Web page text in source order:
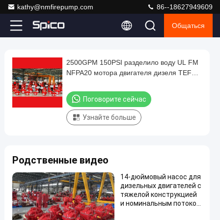
kathy@nmfirepump.com 86--18627949609
Общаться
Play
Video
150PSI
разделило
воду
мотора
двигателя
дизеля
TEFC
IP55
2500GPM 150PSI разделило воду UL FM
NFPA20 мотора двигателя дизеля TEFC
электрическую
Поговорите сейчас
Узнайте больше
Родственные видео
14-дюймовый насос для
дизельных двигателей с
тяжелой конструкцией
и номинальным потоком